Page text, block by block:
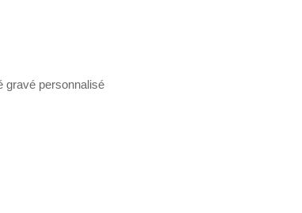
gravé personnalisé